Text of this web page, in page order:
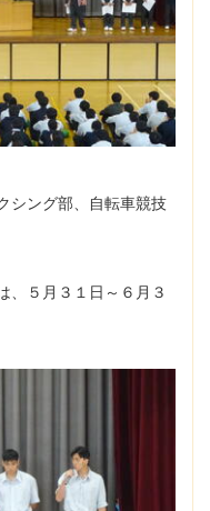
シング部、自転車競技
、５月３１日～６月３